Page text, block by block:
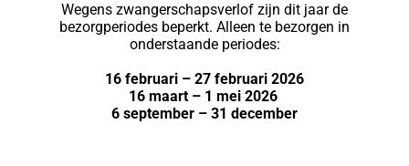
Wegens zwangerschapsverlof zijn dit jaar de
bezorgperiodes beperkt. Alleen te bezorgen in
onderstaande periodes:
16 februari – 27 februari 2026
16 maart – 1 mei 2026
6 september – 31 december